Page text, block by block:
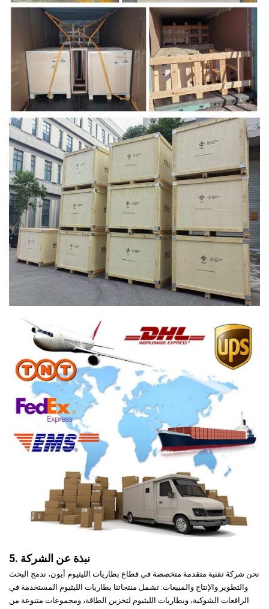
5. نبذة عن الشركة
نحن شركة تقنية متقدمة متخصصة في قطاع بطاريات الليثيوم أيون، ندمج البحث
والتطوير والإنتاج والمبيعات. تشمل منتجاتنا بطاريات الليثيوم المستخدمة في
الرافعات الشوكية، وبطاريات الليثيوم لتخزين الطاقة، ومجموعات متنوعة من